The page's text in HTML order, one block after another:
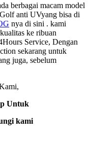
berbagai macam model
anti UVyang bisa di
nya di sini . kami
ke ribuan
Service, Dengan
sekarang untuk
juga, sebelum
Untuk
kami